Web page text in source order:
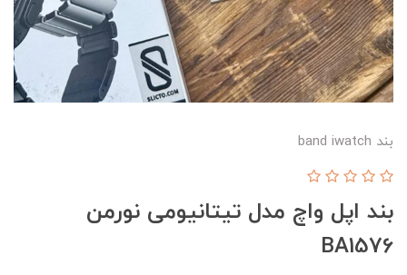
بند band iwatch
بند اپل واچ مدل تیتانیومی نورمن
BA1576